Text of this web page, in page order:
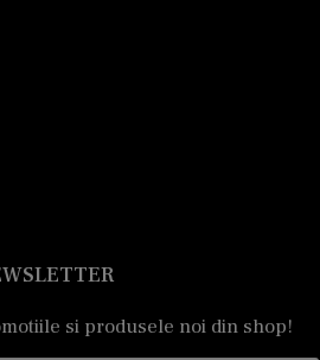
si produsele noi din shop!